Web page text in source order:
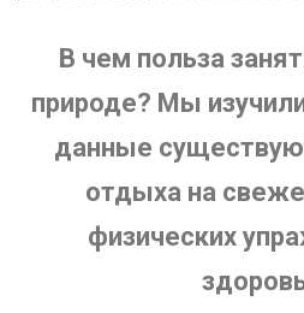
В чем польза
природе? Мы
данные
отдыха на
физических